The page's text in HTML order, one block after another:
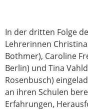
In der dritten Folge
Lehrerinnen
Bothmer), Caroline
Berlin) und Tina
Rosenbusch)
an ihren Schulen
Erfahrungen,